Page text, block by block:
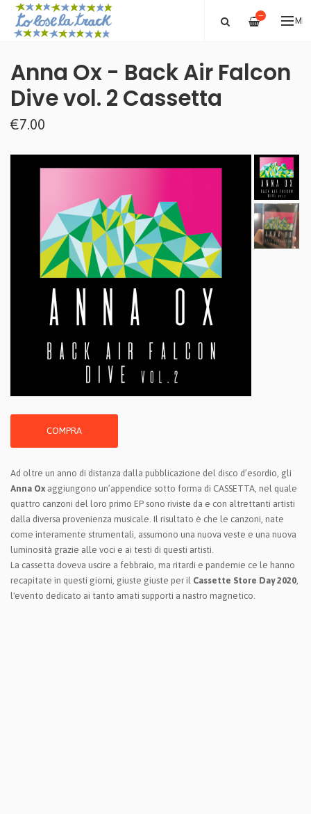
—
Anna Ox - Back Air Falcon
Dive vol. 2 Cassetta
€7.00
COMPRA
Ad oltre un anno di distanza dalla pubblicazione del disco d’esordio, gli
Anna Ox aggiungono un’appendice sotto forma di CASSETTA, nel quale
quattro canzoni del loro primo EP sono riviste da e con altrettanti artisti
dalla diversa provenienza musicale. Il risultato è che le canzoni, nate
come interamente strumentali, assumono una nuova veste e una nuova
luminosità grazie alle voci e ai testi di questi artisti.
La cassetta doveva uscire a febbraio, ma ritardi e pandemie ce le hanno
recapitate in questi giorni, giuste giuste per il Cassette Store Day 2020
l'evento dedicato ai tanto amati supporti a nastro magnetico.